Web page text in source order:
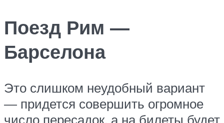
Поезд Рим —
Барселона
Это слишком неудобный вариант
— придется совершить огромное
число пересадок, а на билеты будет